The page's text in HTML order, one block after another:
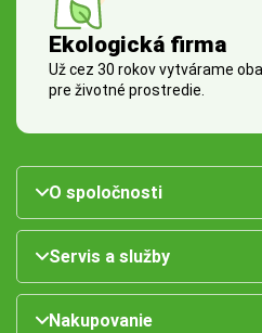
Ekologická firma
Už cez 30 rokov vytvárame
pre životné prostredie.
O spoločnosti
Servis a služby
Nakupovanie